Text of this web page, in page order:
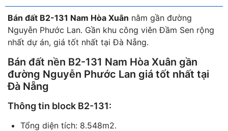
Bán đất B2-131 Nam Hòa Xuân nằm gần đường
Nguyễn Phước Lan. Gần khu công viên Đầm Sen rộng
nhất dự án, giá tốt nhất tại Đà Nẵng.
Bán đất nền B2-131 Nam Hòa Xuân gần
đường Nguyễn Phước Lan giá tốt nhất tại
Đà Nẵng
Thông tin block B2-131:
Tổng diện tích: 8.548m2.